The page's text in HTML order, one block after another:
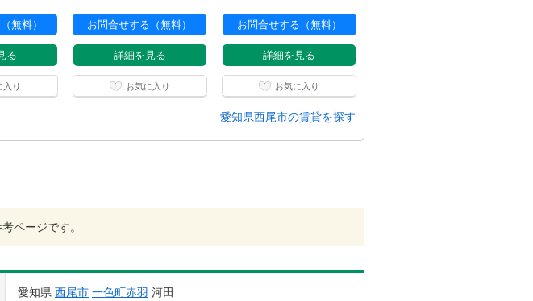
無料）
る
入り
お問合せする（無料）
詳細を見る
お気に入り
お問合せする（無料）
詳細を見る
お気に入り
愛知県西尾市の賃貸を探す
ページです。
愛知県 西尾市 一色町赤羽 河田